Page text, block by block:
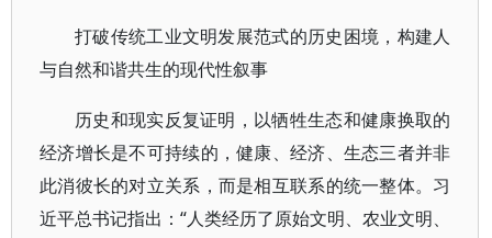
打破传统工业文明发展范式的历史困境，构建人
与自然和谐共生的现代性叙事
历史和现实反复证明，以牺牲生态和健康换取的
经济增长是不可持续的，健康、经济、生态三者并非
此消彼长的对立关系，而是相互联系的统一整体。习
近平总书记指出：“人类经历了原始文明、农业文明、